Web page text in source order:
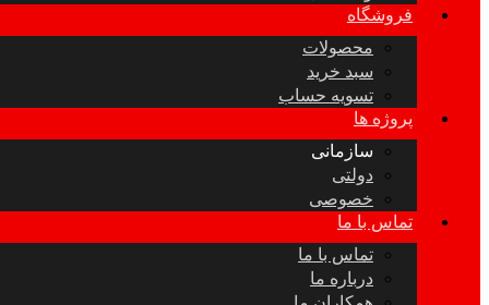
فروشگاه
محصولات
سبد خرید
تسویه حساب
پروژه ها
سازمانی
دولتی
خصوصی
تماس با ما
تماس با ما
درباره ما